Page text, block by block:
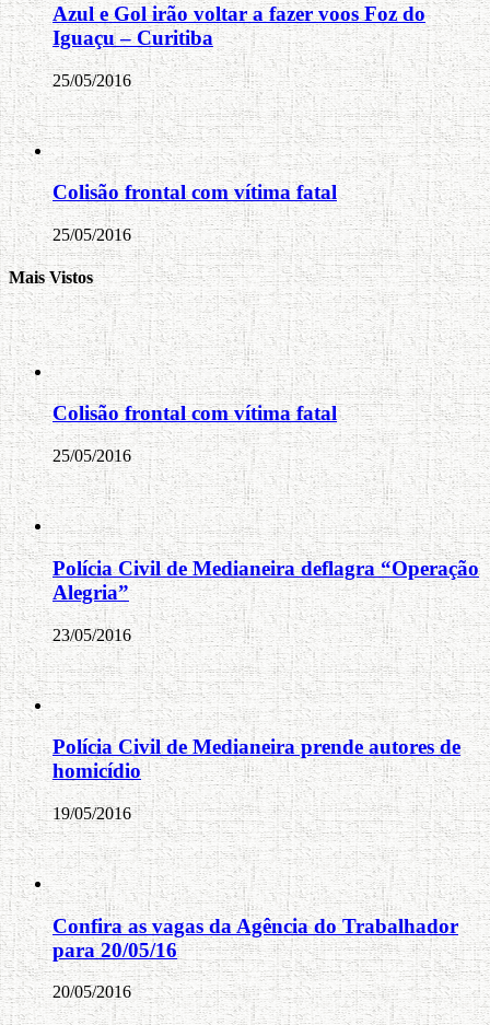
Azul e Gol irão voltar a fazer voos Foz do
Iguaçu – Curitiba
25/05/2016
Colisão frontal com vítima fatal
25/05/2016
Mais Vistos
Colisão frontal com vítima fatal
25/05/2016
Polícia Civil de Medianeira deflagra “Operação
Alegria”
23/05/2016
Polícia Civil de Medianeira prende autores de
homicídio
19/05/2016
Confira as vagas da Agência do Trabalhador
para 20/05/16
20/05/2016